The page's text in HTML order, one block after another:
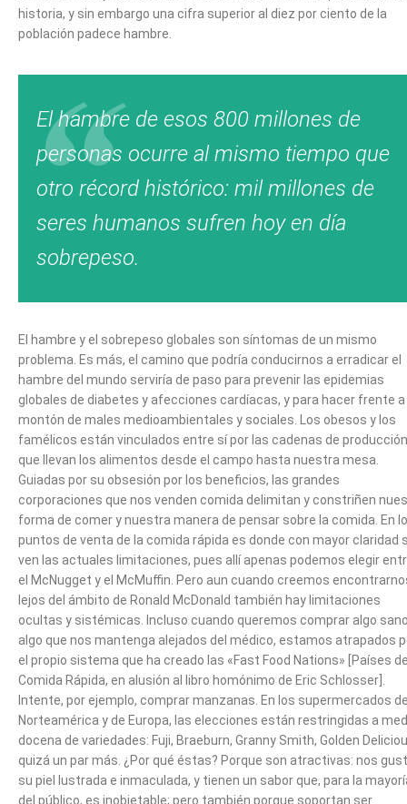
historia, y sin embargo una cifra superior al diez por ciento de la
población padece hambre.
El hambre de esos 800 millones de
personas ocurre al mismo tiempo que
otro récord histórico: mil millones de
seres humanos sufren hoy en día
sobrepeso.
El hambre y el sobrepeso globales son síntomas de un mismo
problema. Es más, el camino que podría conducirnos a erradicar el
hambre del mundo serviría de paso para prevenir las epidemias
globales de diabetes y afecciones cardíacas, y para hacer frente a
montón de males medioambientales y sociales. Los obesos y los
famélicos están vinculados entre sí por las cadenas de producción
que llevan los alimentos desde el campo hasta nuestra mesa.
Guiadas por su obsesión por los beneficios, las grandes
corporaciones que nos venden comida delimitan y constriñen
forma de comer y nuestra manera de pensar sobre la comida. En
puntos de venta de la comida rápida es donde con mayor claridad
ven las actuales limitaciones, pues allí apenas podemos elegir
el McNugget y el McMuffin. Pero aun cuando creemos
lejos del ámbito de Ronald McDonald también hay limitaciones
ocultas y sistémicas. Incluso cuando queremos comprar algo
algo que nos mantenga alejados del médico, estamos atrapados
el propio sistema que ha creado las «Fast Food Nations» [Países
Comida Rápida, en alusión al libro homónimo de Eric Schlosser].
Intente, por ejemplo, comprar manzanas. En los supermercados
Norteamérica y de Europa, las elecciones están restringidas a
docena de variedades: Fuji, Braeburn, Granny Smith, Golden
quizá un par más. ¿Por qué éstas? Porque son atractivas: nos
su piel lustrada e inmaculada, y tienen un sabor que, para la
del público, es inobjetable; pero también porque soportan ser